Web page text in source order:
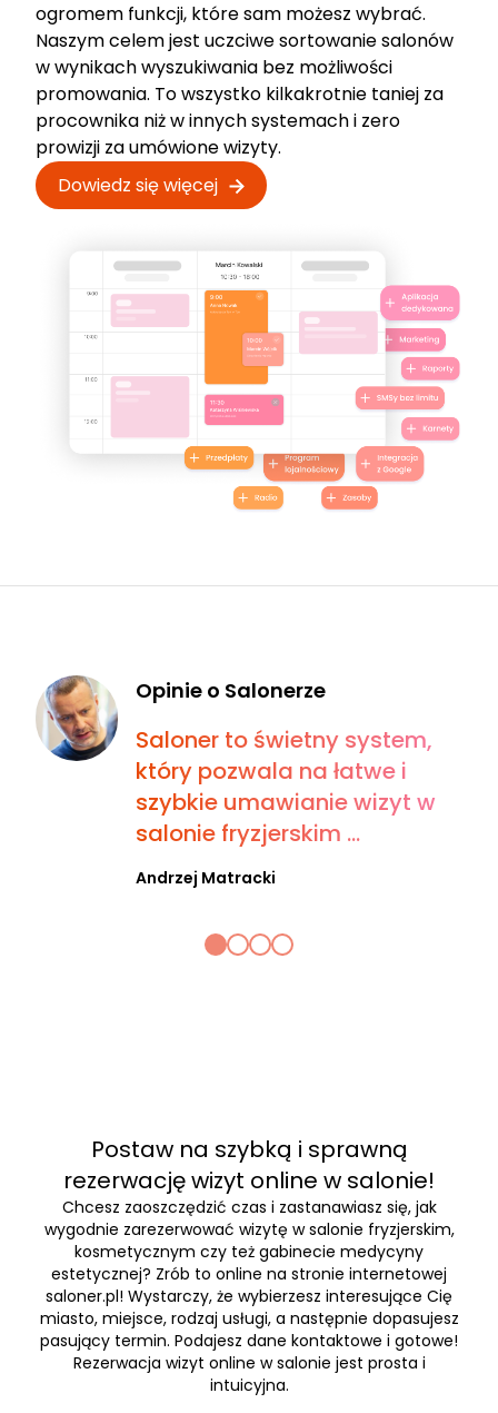
ogromem funkcji, które sam możesz wybrać.
Naszym celem jest uczciwe sortowanie salonów
w wynikach wyszukiwania bez możliwości
promowania. To wszystko kilkakrotnie taniej za
procownika niż w innych systemach i zero
prowizji za umówione wizyty.
Dowiedz się więcej
Opinie o Salonerze
Saloner to świetny system,
który pozwala na łatwe i
szybkie umawianie wizyt w
salonie fryzjerskim ...
Andrzej Matracki
Postaw na szybką i sprawną
rezerwację wizyt online w salonie!
Chcesz zaoszczędzić czas i zastanawiasz się, jak
wygodnie zarezerwować wizytę w salonie fryzjerskim,
kosmetycznym czy też gabinecie medycyny
estetycznej? Zrób to online na stronie internetowej
saloner.pl! Wystarczy, że wybierzesz interesujące Cię
miasto, miejsce, rodzaj usługi, a następnie dopasujesz
pasujący termin. Podajesz dane kontaktowe i gotowe!
Rezerwacja wizyt online w salonie jest prosta i
intuicyjna.